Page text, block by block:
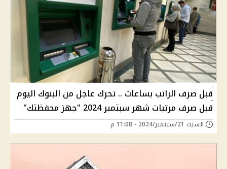
قبل صرف الراتب بساعات .. تحرك عاجل من البنوك اليوم
قبل صرف مرتبات شهر سبتمبر 2024 "جهز محفظتك"
السبت 21/سبتمبر/2024 - 11:08 م